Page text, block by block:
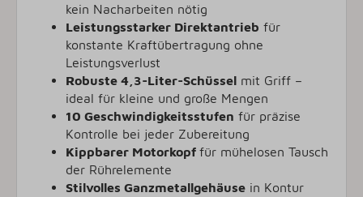
kein Nacharbeiten nötig
Leistungsstarker Direktantrieb für
konstante Kraftübertragung ohne
Leistungsverlust
Robuste 4,3-Liter-Schüssel mit Griff –
ideal für kleine und große Mengen
10 Geschwindigkeitsstufen für präzise
Kontrolle bei jeder Zubereitung
Kippbarer Motorkopf für mühelosen Tausch
der Rührelemente
Stilvolles Ganzmetallgehäuse in Kontur